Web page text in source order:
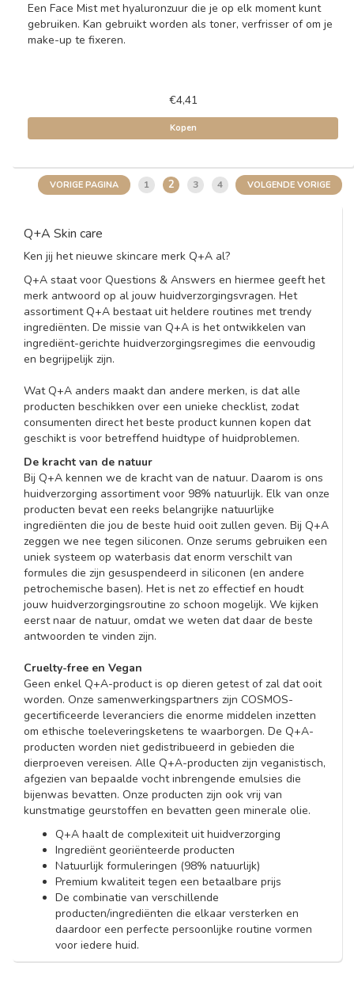
Een Face Mist met hyaluronzuur die je op elk moment kunt
gebruiken. Kan gebruikt worden als toner, verfrisser of om je
make-up te fixeren.
€4,41
Kopen
VORIGE PAGINA 1 2 3 4 VOLGENDE VORIGE
Q+A Skin care
Ken jij het nieuwe skincare merk Q+A al?
Q+A staat voor Questions & Answers en hiermee geeft het
merk antwoord op al jouw huidverzorgingsvragen. Het
assortiment Q+A bestaat uit heldere routines met trendy
ingrediënten. De missie van Q+A is het ontwikkelen van
ingrediënt-gerichte huidverzorgingsregimes die eenvoudig
en begrijpelijk zijn.
Wat Q+A anders maakt dan andere merken, is dat alle
producten beschikken over een unieke checklist, zodat
consumenten direct het beste product kunnen kopen dat
geschikt is voor betreffend huidtype of huidproblemen.
De kracht van de natuur
Bij Q+A kennen we de kracht van de natuur. Daarom is ons
huidverzorging assortiment voor 98% natuurlijk. Elk van onze
producten bevat een reeks belangrijke natuurlijke
ingrediënten die jou de beste huid ooit zullen geven. Bij Q+A
zeggen we nee tegen siliconen. Onze serums gebruiken een
uniek systeem op waterbasis dat enorm verschilt van
formules die zijn gesuspendeerd in siliconen (en andere
petrochemische basen). Het is net zo effectief en houdt
jouw huidverzorgingsroutine zo schoon mogelijk. We kijken
eerst naar de natuur, omdat we weten dat daar de beste
antwoorden te vinden zijn.
Cruelty-free en Vegan
Geen enkel Q+A-product is op dieren getest of zal dat ooit
worden. Onze samenwerkingspartners zijn COSMOS-
gecertificeerde leveranciers die enorme middelen inzetten
om ethische toeleveringsketens te waarborgen. De Q+A-
producten worden niet gedistribueerd in gebieden die
dierproeven vereisen. Alle Q+A-producten zijn veganistisch,
afgezien van bepaalde vocht inbrengende emulsies die
bijenwas bevatten. Onze producten zijn ook vrij van
kunstmatige geurstoffen en bevatten geen minerale olie.
Q+A haalt de complexiteit uit huidverzorging
Ingrediënt georiënteerde producten
Natuurlijk formuleringen (98% natuurlijk)
Premium kwaliteit tegen een betaalbare prijs
De combinatie van verschillende
producten/ingrediënten die elkaar versterken en
daardoor een perfecte persoonlijke routine vormen
voor iedere huid.